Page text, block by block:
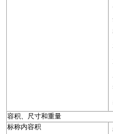
容积、尺寸和重量
标称内容积